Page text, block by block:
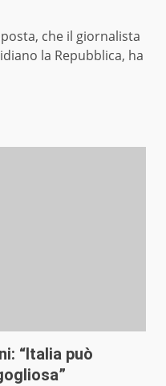
che il giornalista
la Repubblica, ha
“Italia può